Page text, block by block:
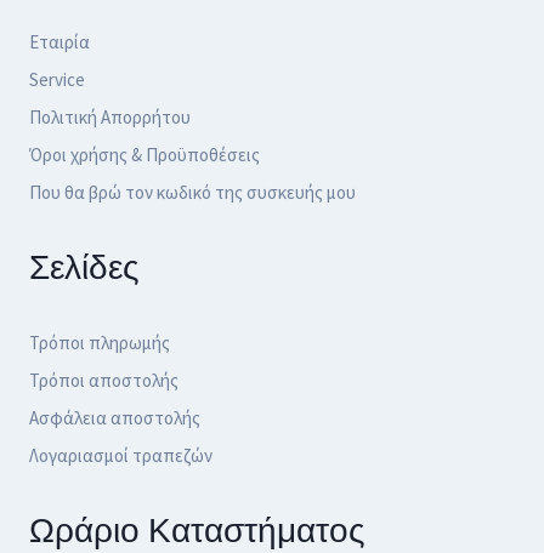
Εταιρία
Service
Πολιτική Απορρήτου
Όροι χρήσης & Προϋποθέσεις
Που θα βρώ τον κωδικό της συσκευής μου
Σελίδες
Τρόποι πληρωμής
Τρόποι αποστολής
Ασφάλεια αποστολής
Λογαριασμοί τραπεζών
Ωράριο Καταστήματος